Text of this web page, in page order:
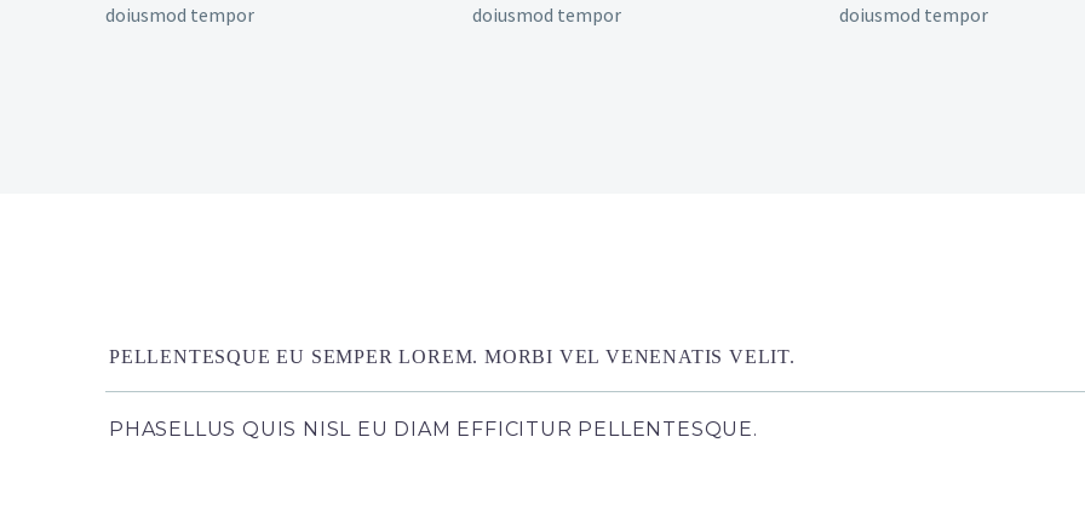
doiusmod tempor
doiusmod tempor
doiusmod tempor
PELLENTESQUE EU SEMPER LOREM. MORBI VEL VENENATIS VELIT.
PHASELLUS QUIS NISL EU DIAM EFFICITUR PELLENTESQUE.